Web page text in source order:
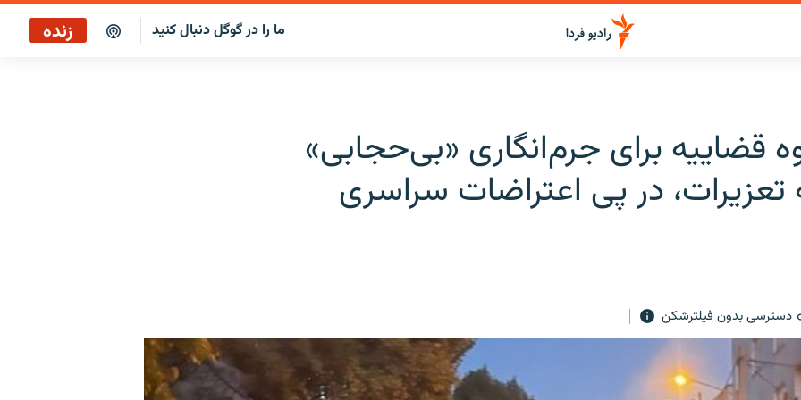
ما را در گوگل دنبال کنید زنده
قضاییه برای جرم‌انگاری «بی‌حجابی»
تعزیرات، در پی اعتراضات سراسری
دسترسی بدون فیلترشکن